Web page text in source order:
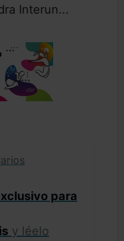
Interun...
para
y léelo